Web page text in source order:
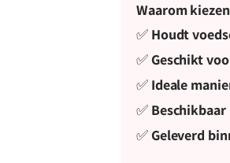
Waarom
✅ Houdt
✅ Geschikt
✅ Ideale
✅
✅ Geleverd